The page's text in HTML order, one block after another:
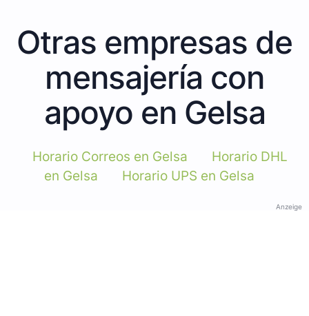
Otras empresas de
mensajería con
apoyo en Gelsa
Horario Correos en Gelsa
Horario DHL
en Gelsa
Horario UPS en Gelsa
Anzeige